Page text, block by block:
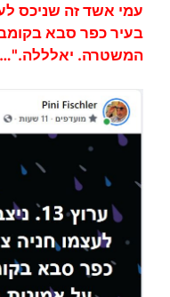
עמי אשד זה שניכס
בעיר כפר סבא
המשטרה. יאלללה."…